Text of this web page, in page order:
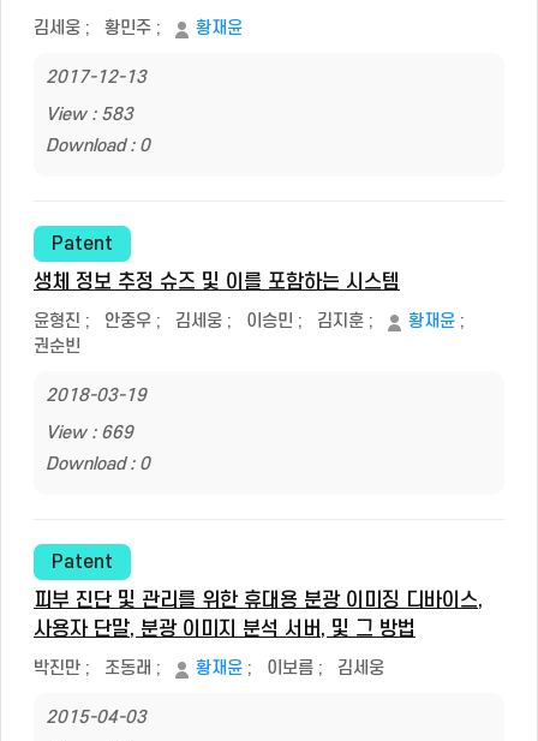
김세웅 ; 황민주 ; 황재윤
2017-12-13
View : 583
Download : 0
Patent
생체 정보 추정 슈즈 및 이를 포함하는 시스템
윤형진 ; 안중우 ; 김세웅 ; 이승민 ; 김지훈 ; 황재윤 ;
권순빈
2018-03-19
View : 669
Download : 0
Patent
피부 진단 및 관리를 위한 휴대용 분광 이미징 디바이스,
사용자 단말, 분광 이미지 분석 서버, 및 그 방법
박진만 ; 조동래 ; 황재윤 ; 이보름 ; 김세웅
2015-04-03